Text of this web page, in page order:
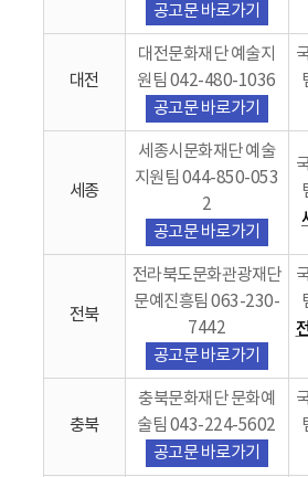
공고문 바로가기
대전
대전문화재단 예술지
원팀 042-480-1036
공고문 바로가기
세종
세종시문화재단 예술
지원팀 044-850-053
2
공고문 바로가기
전북
전라북도문화관광재단
문예진흥팀 063-230-
7442
공고문 바로가기
충북
충북문화재단 문화예
술팀 043-224-5602
공고문 바로가기